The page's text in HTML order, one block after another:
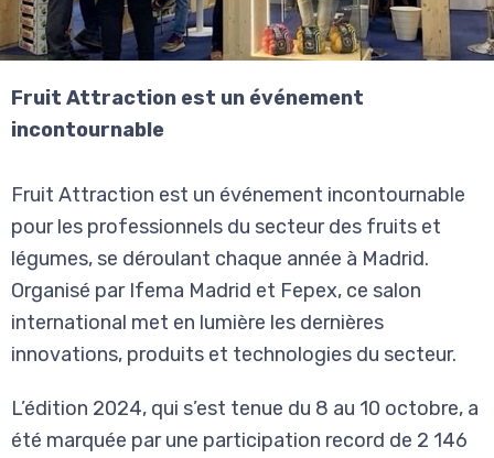
Fruit Attraction est un événement
incontournable
Fruit Attraction est un événement incontournable
pour les professionnels du secteur des fruits et
légumes, se déroulant chaque année à Madrid.
Organisé par Ifema Madrid et Fepex, ce salon
international met en lumière les dernières
innovations, produits et technologies du secteur.
L’édition 2024, qui s’est tenue du 8 au 10 octobre, a
été marquée par une participation record de 2 146